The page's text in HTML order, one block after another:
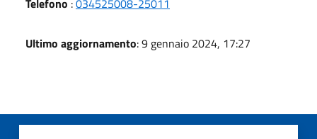
Ultimo aggiornamento: 9 gennaio 2024, 17:27